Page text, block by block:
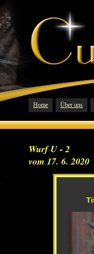
Home Über uns
Wurf U - 2
vom 17. 6. 2020